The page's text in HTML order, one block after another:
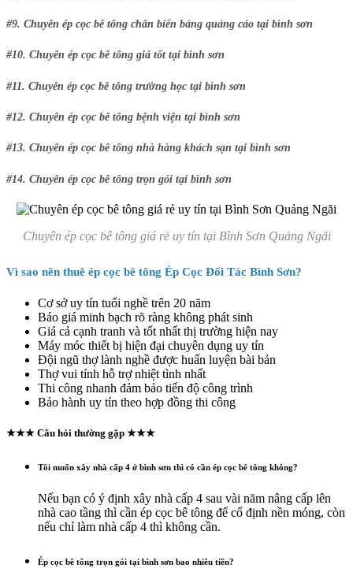
#9. Chuyên ép cọc bê tông chân biển bảng quảng cáo tại bình sơn
#10. Chuyên ép cọc bê tông giá tốt tại bình sơn
#11. Chuyên ép cọc bê tông trường học tại bình sơn
#12. Chuyên ép cọc bê tông bệnh viện tại bình sơn
#13. Chuyên ép cọc bê tông nhà hàng khách sạn tại bình sơn
#14. Chuyên ép cọc bê tông trọn gói tại bình sơn
Chuyên ép cọc bê tông giá rẻ uy tín tại Bình Sơn Quảng Ngãi
Vì sao nên thuê ép cọc bê tông Ép Cọc Đối Tác Bình Sơn?
Cơ sở uy tín tuổi nghề trên 20 năm
Báo giá minh bạch rõ ràng không phát sinh
Giá cả cạnh tranh và tốt nhất thị trường hiện nay
Máy móc thiết bị hiện đại chuyên dụng uy tín
Đội ngũ thợ lành nghề được huấn luyện bài bản
Thợ vui tính hỗ trợ nhiệt tình nhất
Thi công nhanh đảm bảo tiến độ công trình
Bảo hành uy tín theo hợp đồng thi công
★★★ Câu hỏi thường gặp ★★★
Tôi muốn xây nhà cấp 4 ở bình sơn thì có cần ép cọc bê tông không?
Nếu bạn có ý định xây nhà cấp 4 sau vài năm nâng cấp lên
nhà cao tầng thì cần ép cọc bê tông để cố định nền móng, còn
nếu chỉ làm nhà cấp 4 thì không cần.
Ép cọc bê tông trọn gói tại bình sơn bao nhiêu tiền?